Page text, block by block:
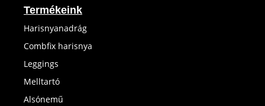
Termékeink
Harisnyanadrág
Combfix harisnya
Leggings
Melltartó
Alsónemű